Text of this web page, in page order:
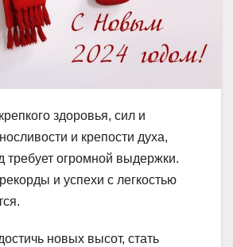
здоровья, сил и
и крепости духа,
требует огромной выдержки.
и успехи с легкостью
новых высот, стать